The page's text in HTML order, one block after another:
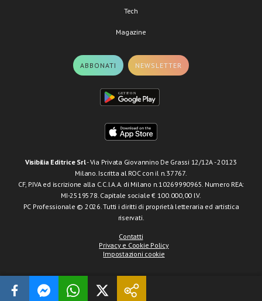
Tech
Magazine
ABBONATI NEWSLETTER
Visibilia Editrice Srl- Via Privata Giovannino De Grassi 12/12A - 20123
Milano. Iscritta al ROC con il n.37767.
CF, P.IVA ed iscrizione alla C.C.I.A.A. di Milano n.10269990965. Numero REA:
MI-2519578. Capitale sociale € 100.000,00 I.V.
PC Professionale © 2026. Tutti i diritti di proprietà letteraria ed artistica
riservati.
Contatti
Privacy e Cookie Policy
Impostazioni cookie